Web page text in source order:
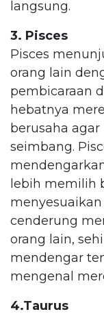
langsung.
3. Pisces
Pisces
orang lain
pembicaraan
hebatnya
berusaha
seimbang.
lebih memilih
cenderung
orang lain,
mendengar
mengenal
4.Taurus